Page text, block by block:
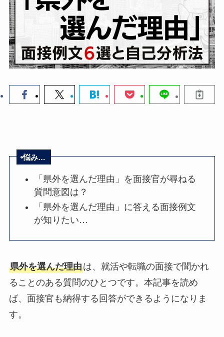
悩み…
「県外を選んだ理由」を面接官が尋ねる
質問意図は？
「県外を選んだ理由」に答える面接例文
が知りたい…
県外を選んだ理由は、就活や転職の面接で聞かれ
ることのある質問のひとつです。本記事を読め
ば、面接官も納得する回答ができるようになりま
す。